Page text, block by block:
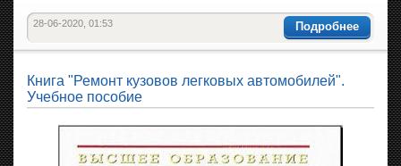
Подробнее
28-06-2020, 01:53
Книга "Ремонт кузовов легковых автомобилей".
Учебное пособие